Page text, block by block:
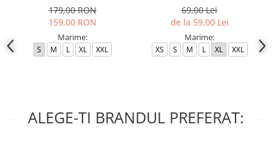
179,00 RON
159,00 RON
Marime:
S M L XL XXL
69,00 Lei
de la 59,00 Lei
Marime:
XS S M L XL XXL
ALEGE-TI BRANDUL PREFERAT: